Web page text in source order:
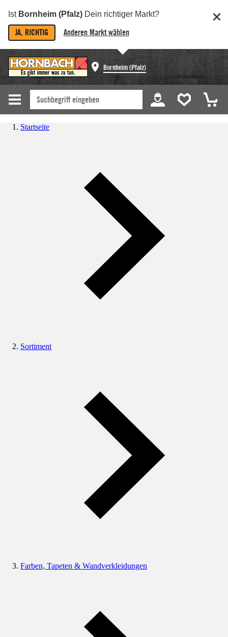
Ist Bornheim (Pfalz) Dein richtiger Markt?
JA, RICHTIG Anderen Markt wählen
Bornheim (Pfalz)
Startseite
Sortiment
Farben, Tapeten & Wandverkleidungen